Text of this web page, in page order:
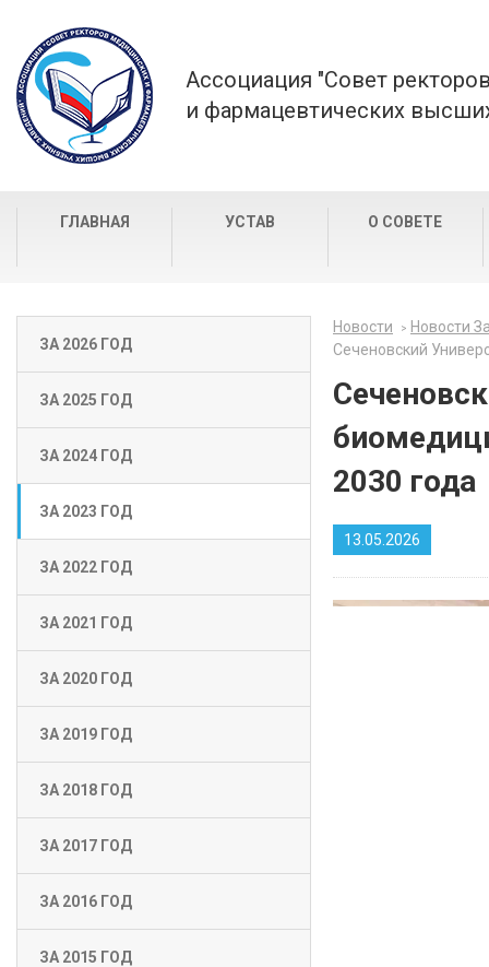
Ассоциация "Совет
и фармацевтических
ГЛАВНАЯ УСТАВ О СОВЕТЕ
ЗА 2026 ГОД
ЗА 2025 ГОД
ЗА 2024 ГОД
ЗА 2023 ГОД
ЗА 2022 ГОД
ЗА 2021 ГОД
ЗА 2020 ГОД
ЗА 2019 ГОД
ЗА 2018 ГОД
ЗА 2017 ГОД
ЗА 2016 ГОД
ЗА 2015 ГОД
Новости
Новости
Сеченовский
2030 года
13.05.2026